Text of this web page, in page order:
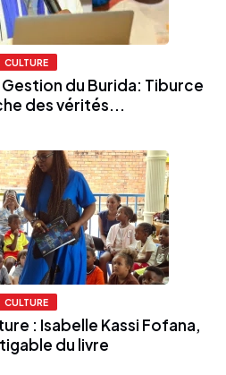
CULTURE
du Burida: Tiburce
des vérités...
CULTURE
: Isabelle Kassi Fofana,
du livre